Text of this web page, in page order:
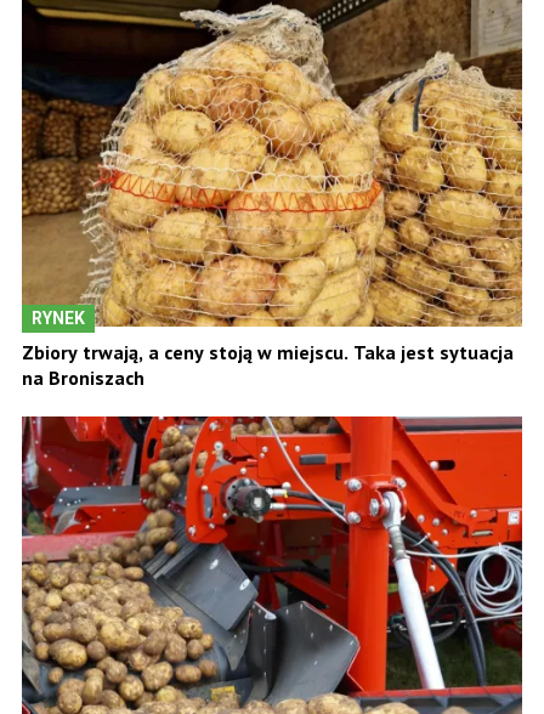
RYNEK
Zbiory trwają, a ceny stoją w miejscu. Taka jest sytuacja
na Broniszach